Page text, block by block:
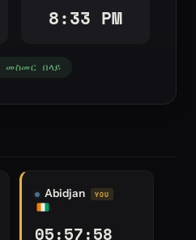
8:33 PM
መስመር በላይ
Kinshasa
06:57:59